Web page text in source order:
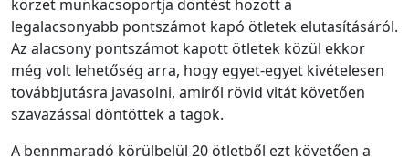
körzet munkacsoportja döntést hozott a
legalacsonyabb pontszámot kapó ötletek elutasításáról.
Az alacsony pontszámot kapott ötletek közül ekkor
még volt lehetőség arra, hogy egyet-egyet kivételesen
továbbjutásra javasolni, amiről rövid vitát követően
szavazással döntöttek a tagok.
A bennmaradó körülbelül 20 ötletből ezt követően a